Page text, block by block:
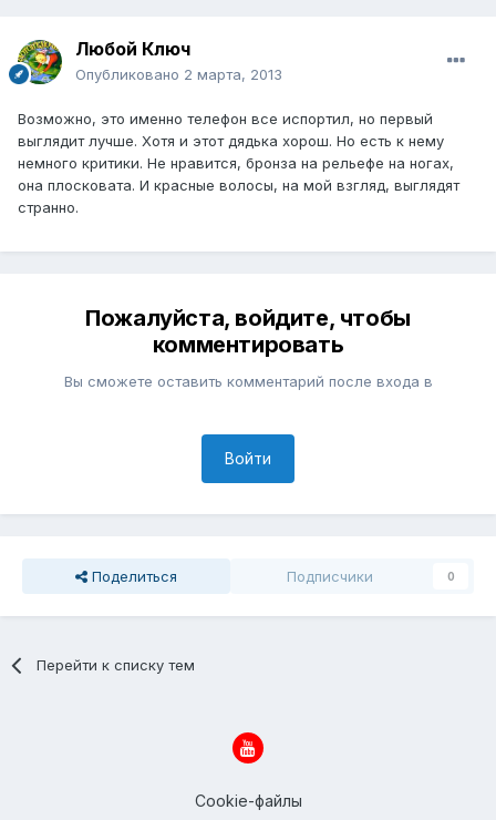
Любой Ключ
Опубликовано 2 марта, 2013
Возможно, это именно телефон все испортил, но первый
выглядит лучше. Хотя и этот дядька хорош. Но есть к нему
немного критики. Не нравится, бронза на рельефе на ногах,
она плосковата. И красные волосы, на мой взгляд, выглядят
странно.
Пожалуйста, войдите, чтобы
комментировать
Вы сможете оставить комментарий после входа в
Войти
Поделиться Подписчики 0
Перейти к списку тем
Cookie-файлы